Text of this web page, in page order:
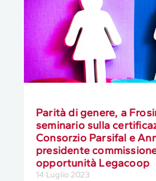
Parità di genere, a
seminario sulla
Consorzio Parsifal e
presidente
opportunità Legacoop
14 Luglio 2023